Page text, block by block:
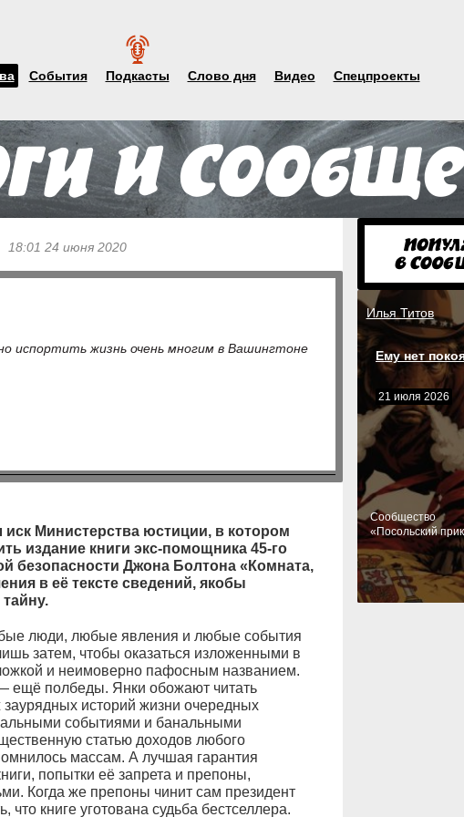
События Подкасты Слово дня Видео Спецпроекты
18:01 24 июня 2020
испортить жизнь очень многим в Вашингтоне
Министерства юстиции, в котором
издание книги экс-помощника 45-го
безопасности Джона Болтона «Комната,
в её тексте сведений, якобы
люди, любые явления и любые события
затем, чтобы оказаться изложенными в
и неимоверно пафосным названием.
ещё полбеды. Янки обожают читать
историй жизни очередных
событиями и банальными
статью доходов любого
массам. А лучшая гарантия
попытки её запрета и препоны,
Когда же препоны чинит сам президент
книге уготована судьба бестселлера.
Илья Титов
Ему нет
21 июля 2026
Cообщество
«Посольский